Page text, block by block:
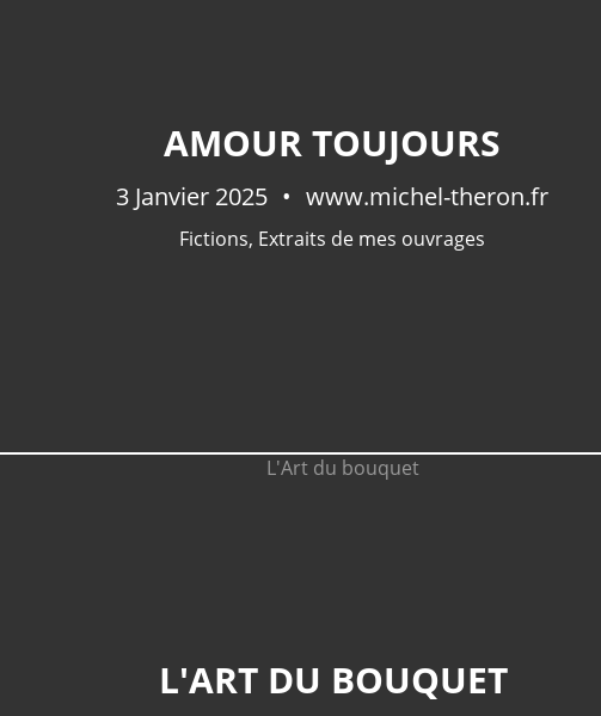
AMOUR TOUJOURS
3 Janvier 2025 www.michel-theron.fr
Fictions, Extraits de mes ouvrages
L'ART DU BOUQUET